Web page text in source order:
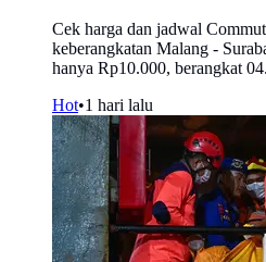
Cek harga dan jadwal
keberangkatan Malang -
hanya Rp10.000, berangkat
Hot•1 hari lalu